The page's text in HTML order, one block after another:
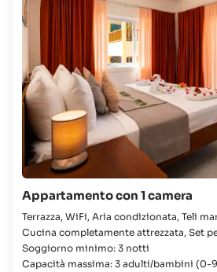
Appartamento con 1 camera
Terrazza, WiFi, Aria condizionata, Teli mare, Prima colazione,
Cucina completamente attrezzata, Set per la preparazione di tè e
caffè, Pacchetto di benvenuto fornito all'arrivo, Asciugacapelli,
TV Camera, Letto king, Letto supplementare disponibile, Culla
Soggiorno minimo: 3 notti
Capacità massima: 3 adulti/bambini (0-